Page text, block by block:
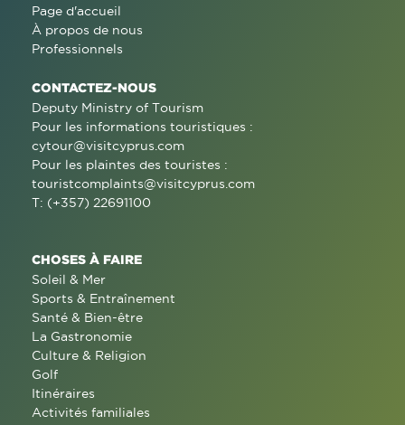
Page d'accueil
À propos de nous
Professionnels
CONTACTEZ-NOUS
Deputy Ministry of Tourism
Pour les informations touristiques :
cytour@visitcyprus.com
Pour les plaintes des touristes :
touristcomplaints@visitcyprus.com
T: (+357) 22691100
CHOSES À FAIRE
Soleil & Mer
Sports & Entraînement
Santé & Bien-être
La Gastronomie
Culture & Religion
Golf
Itinéraires
Activités familiales